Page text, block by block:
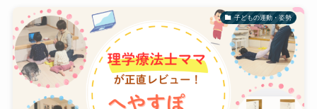
子どもの運動・姿勢